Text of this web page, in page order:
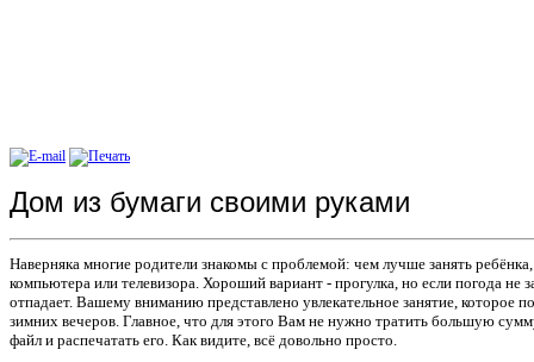
Дом из бумаги своими руками
Наверняка многие родители знакомы с проблемой: чем лучше занять
компьютера или телевизора. Хороший вариант - прогулка, но если погода не
отпадает. Вашему вниманию представлено увлекательное занятие,
зимних вечеров. Главное, что для этого Вам не нужно тратить большую
файл и распечатать его. Как видите, всё довольно просто.